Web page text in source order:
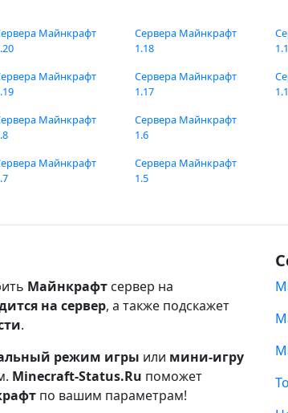
Майнкрафт
Майнкрафт
Сервера Майнкрафт
1.18
Сервера Майнкрафт
1.17
Майнкрафт
Майнкрафт
Сервера Майнкрафт
1.6
Сервера Майнкрафт
1.5
Майнкрафт сервер на
на сервер, а также подскажет
.
режим игры или мини-игру
Minecraft-Status.Ru поможет
по вашим параметрам!